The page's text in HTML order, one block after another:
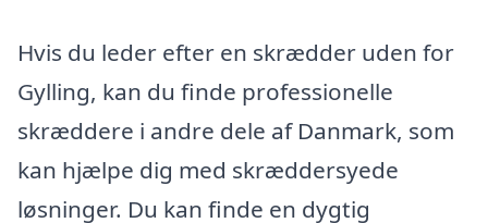
Hvis du leder efter en skrædder uden for
Gylling, kan du finde professionelle
skræddere i andre dele af Danmark, som
kan hjælpe dig med skræddersyede
løsninger. Du kan finde en dygtig